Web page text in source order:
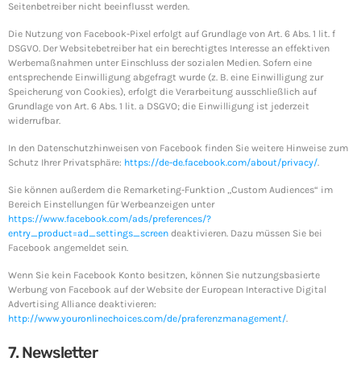
Seitenbetreiber nicht beeinflusst werden.
Die Nutzung von Facebook-Pixel erfolgt auf Grundlage von Art. 6 Abs. 1 lit. f
DSGVO. Der Websitebetreiber hat ein berechtigtes Interesse an effektiven
Werbemaßnahmen unter Einschluss der sozialen Medien. Sofern eine
entsprechende Einwilligung abgefragt wurde (z. B. eine Einwilligung zur
Speicherung von Cookies), erfolgt die Verarbeitung ausschließlich auf
Grundlage von Art. 6 Abs. 1 lit. a DSGVO; die Einwilligung ist jederzeit
widerrufbar.
In den Datenschutzhinweisen von Facebook finden Sie weitere Hinweise zum
Schutz Ihrer Privatsphäre: https://de-de.facebook.com/about/privacy/.
Sie können außerdem die Remarketing-Funktion „Custom Audiences“ im
Bereich Einstellungen für Werbeanzeigen unter
https://www.facebook.com/ads/preferences/?
entry_product=ad_settings_screen deaktivieren. Dazu müssen Sie bei
Facebook angemeldet sein.
Wenn Sie kein Facebook Konto besitzen, können Sie nutzungsbasierte
Werbung von Facebook auf der Website der European Interactive Digital
Advertising Alliance deaktivieren:
http://www.youronlinechoices.com/de/praferenzmanagement/.
7. Newsletter